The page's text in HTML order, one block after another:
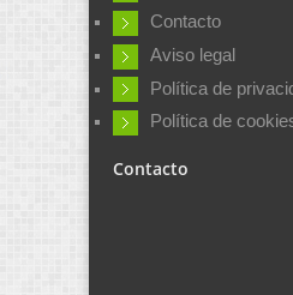
Contacto
Aviso legal
Política de
Política de
Contacto